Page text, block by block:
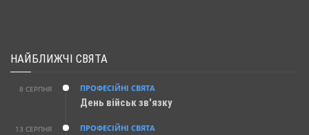
НАЙБЛИЖЧІ СВЯТА
8 СЕРПНЯ ПРОФЕСІЙНІ СВЯТА
День військ зв'язку
13 СЕРПНЯ ПРОФЕСІЙНІ СВЯТА